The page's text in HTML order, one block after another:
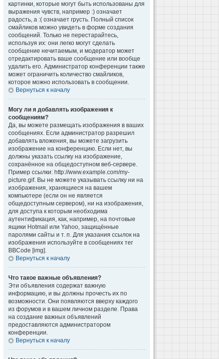
картинки, которые могут быть использованы для
выражения чувств, например :) означает
радость, а :( означает грусть. Полный список
смайликов можно увидеть в форме создания
сообщений. Только не перестарайтесь,
используя их: они легко могут сделать
сообщение нечитаемым, и модератор может
отредактировать ваше сообщение или вообще
удалить его. Администратор конференции также
может ограничить количество смайликов,
которое можно использовать в сообщении.
Вернуться к началу
Могу ли я добавлять изображения к
сообщениям?
Да, вы можете размещать изображения в ваших
сообщениях. Если администратор разрешил
добавлять вложения, вы можете загрузить
изображение на конференцию. Если нет, вы
должны указать ссылку на изображение,
сохранённое на общедоступном веб-сервере.
Пример ссылки: http://www.example.com/my-
picture.gif. Вы не можете указывать ссылку ни на
изображения, хранящиеся на вашем
компьютере (если он не является
общедоступным сервером), ни на изображения,
для доступа к которым необходима
аутентификация, как, например, на почтовые
ящики Hotmail или Yahoo, защищённые
паролями сайты и т. п. Для указания ссылок на
изображения используйте в сообщениях тег
BBCode [img].
Вернуться к началу
Что такое важные объявления?
Эти объявления содержат важную
информацию, и вы должны прочесть их по
возможности. Они появляются вверху каждого
из форумов и в вашем личном разделе. Права
на создание важных объявлений
предоставляются администратором
конференции.
Вернуться к началу